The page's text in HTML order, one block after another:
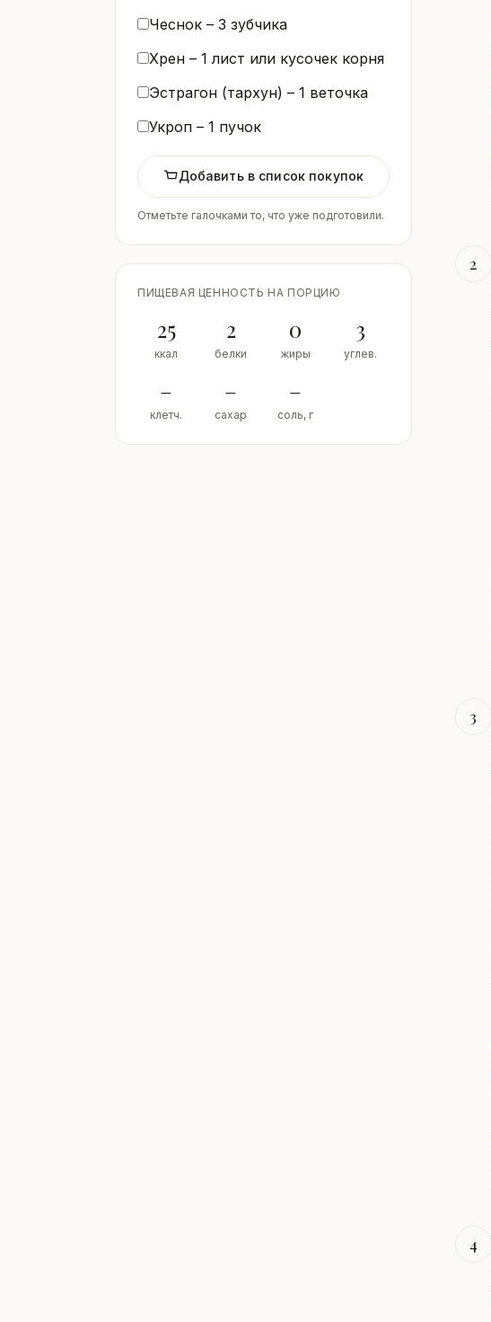
Чеснок – 3 зубчика
Хрен – 1 лист или кусочек корня
Эстрагон (тархун) – 1 веточка
Укроп – 1 пучок
Добавить в список покупок
Отметьте галочками то, что уже подготовили.
ПИЩЕВАЯ ЦЕННОСТЬ НА ПОРЦИЮ
25
ккал
2
белки
0
жиры
3
углев.
–
клетч.
–
сахар
–
соль, г
2
3
4